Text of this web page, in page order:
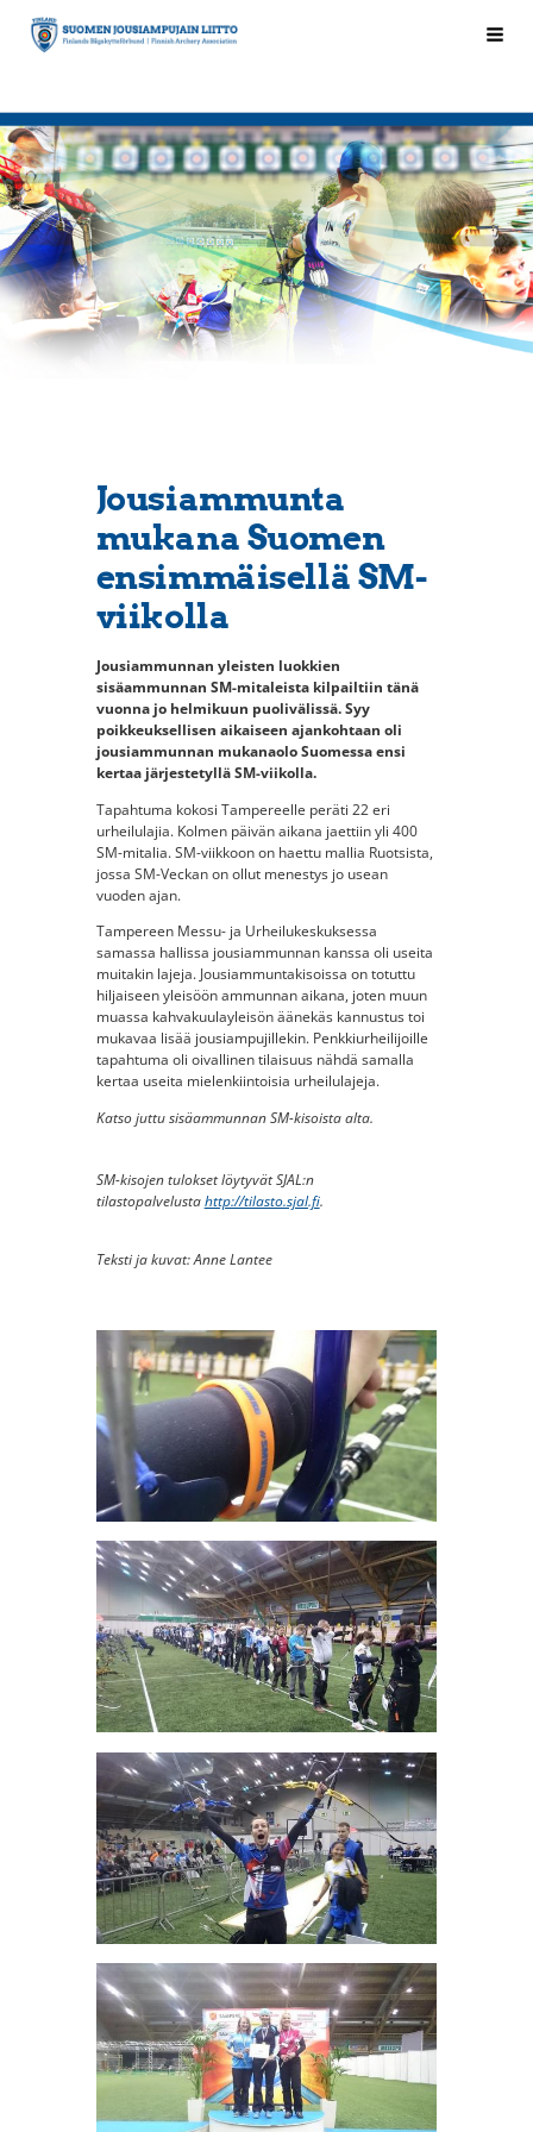
Siirry
sivun
Suomen Jousiampujain Liitto ry
Jousiammunta
mukana Suomen
ensimmäisellä SM-
viikolla
Jousiammunnan yleisten luokkien
sisäammunnan SM-mitaleista kilpailtiin tänä
vuonna jo helmikuun puolivälissä. Syy
poikkeuksellisen aikaiseen ajankohtaan oli
jousiammunnan mukanaolo Suomessa ensi
kertaa järjestetyllä SM-viikolla.
Tapahtuma kokosi Tampereelle peräti 22 eri
urheilulajia. Kolmen päivän aikana jaettiin yli 400
SM-mitalia. SM-viikkoon on haettu mallia Ruotsista,
jossa SM-Veckan on ollut menestys jo usean
vuoden ajan.
Tampereen Messu- ja Urheilukeskuksessa
samassa hallissa jousiammunnan kanssa oli useita
muitakin lajeja. Jousiammuntakisoissa on totuttu
hiljaiseen yleisöön ammunnan aikana, joten muun
muassa kahvakuulayleisön äänekäs kannustus toi
mukavaa lisää jousiampujillekin. Penkkiurheilijoille
tapahtuma oli oivallinen tilaisuus nähdä samalla
kertaa useita mielenkiintoisia urheilulajeja.
Katso juttu sisäammunnan SM-kisoista alta.
SM-kisojen tulokset löytyvät SJAL:n
tilastopalvelustahttp://tilasto.sjal.fi.
Teksti ja kuvat: Anne Lantee